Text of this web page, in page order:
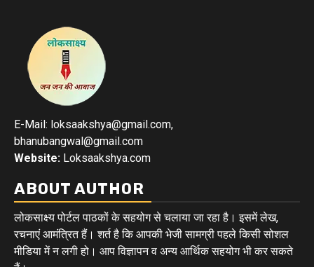
E-Mail: loksaakshya@gmail.com,
bhanubangwal@gmail.com
Website: Loksaakshya.com
ABOUT AUTHOR
लोकसाक्ष्य पोर्टल पाठकों के सहयोग से चलाया जा रहा है। इसमें लेख,
रचनाएं आमंत्रित हैं। शर्त है कि आपकी भेजी सामग्री पहले किसी सोशल
मीडिया में न लगी हो। आप विज्ञापन व अन्य आर्थिक सहयोग भी कर सकते